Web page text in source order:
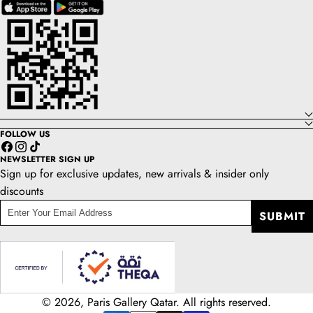
FOLLOW US
Facebook
Instagram
TikTok
NEWSLETTER SIGN UP
Sign up for exclusive updates, new arrivals & insider only
discounts
enter
your
email
SUBMIT
© 2026, Paris Gallery Qatar. All rights reserved.